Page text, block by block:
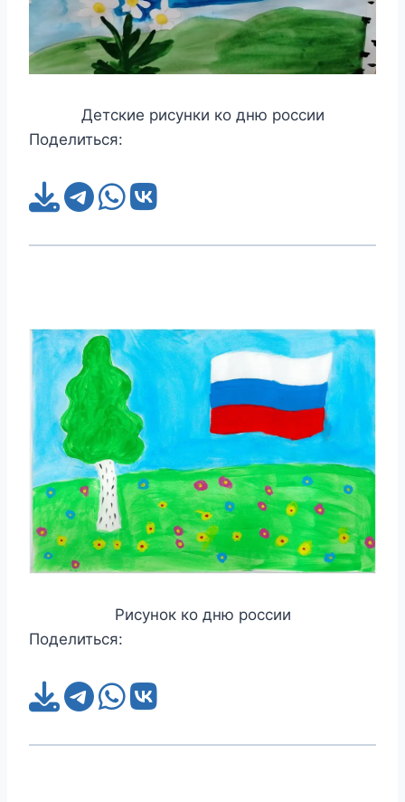
Детские рисунки ко дню россии
Поделиться:
Рисунок ко дню россии
Поделиться: